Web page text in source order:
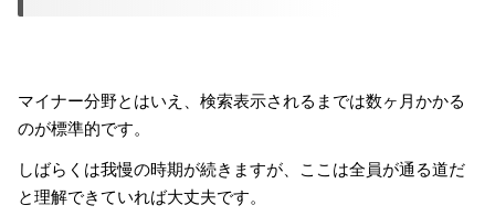
マイナー分野とはいえ、検索表示されるまでは数ヶ月かかる
のが標準的です。
しばらくは我慢の時期が続きますが、ここは全員が通る道だ
と理解できていれば大丈夫です。